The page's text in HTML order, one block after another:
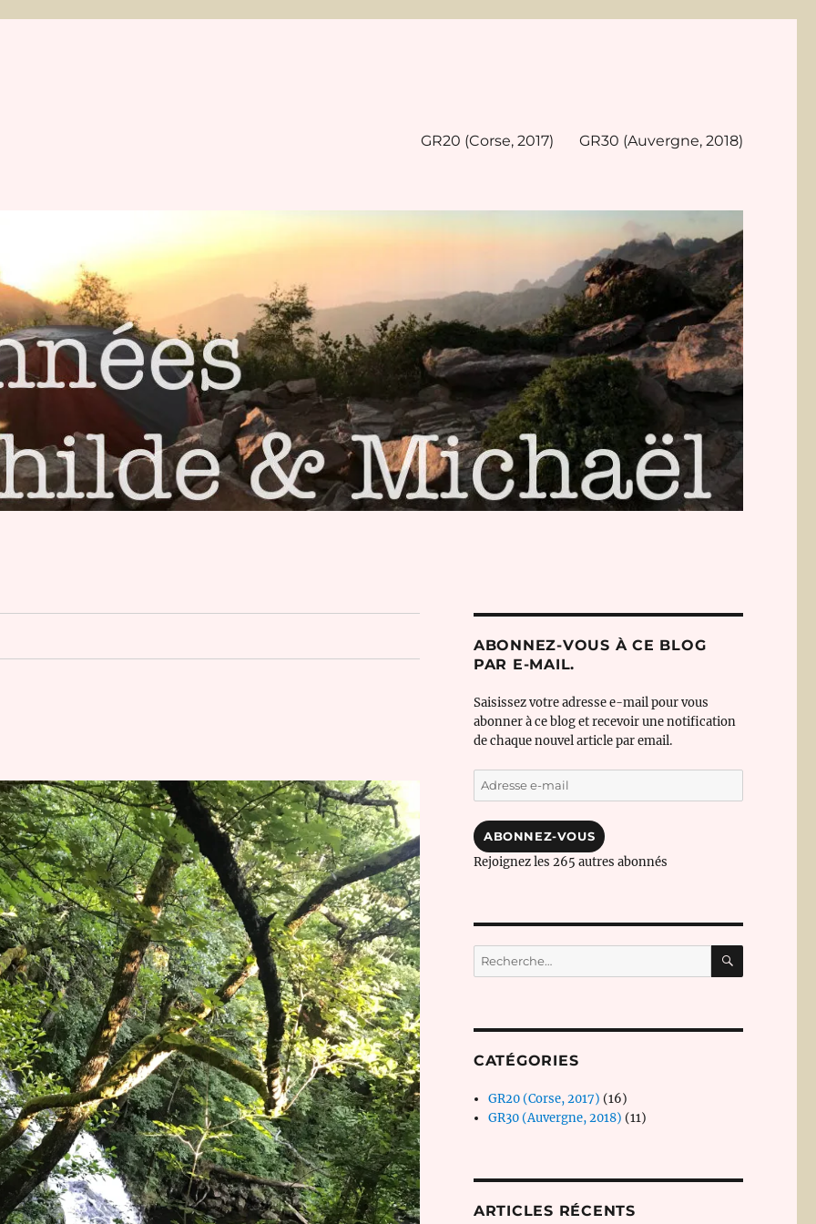
GR20 (Corse, 2017) GR30 (Auvergne, 2018)
ABONNEZ-VOUS À CE BLOG
PAR E-MAIL.
Saisissez votre adresse e-mail pour vous
abonner à ce blog et recevoir une notification
de chaque nouvel article par email.
Adresse
e-
mail
ABONNEZ-VOUS
Rejoignez les 265 autres abonnés
Recherche
pour :
CATÉGORIES
GR20 (Corse, 2017) (16)
GR30 (Auvergne, 2018) (11)
ARTICLES RÉCENTS